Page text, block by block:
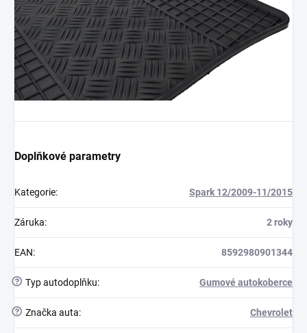
Doplňkové parametry
Kategorie: Spark 12/2009-11/2015
Záruka: 2 roky
EAN: 8592980901344
? Typ autodoplňku: Gumové autokoberce
? Značka auta: Chevrolet